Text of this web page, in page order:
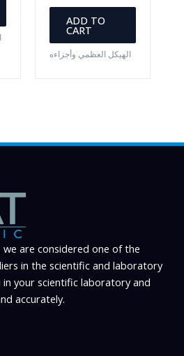
ADD TO
CART
الهيكل العظمي وأجزاءه
are considered one of the
in the scientific and laboratory
your scientific laboratory and
accurately.